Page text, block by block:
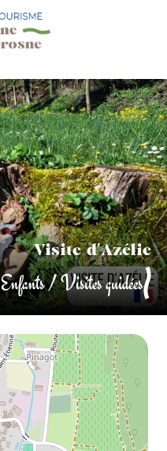
Visite d'Azélie
Enfants / Visites guidées